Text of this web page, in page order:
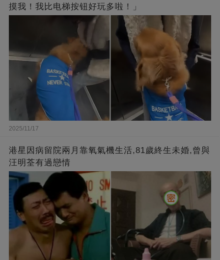
摸我！我比电梯按钮好玩多啦！」
2025/11/17
港星因病留院兩月靠氧氣機生活,81歲終生未婚,曾與
汪明荃有過戀情